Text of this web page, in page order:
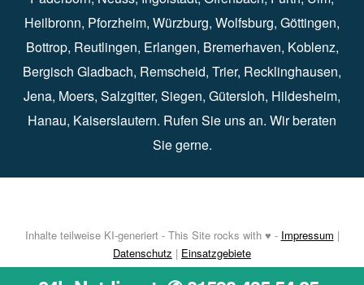
Heilbronn⁠, Pforzheim⁠, Würzburg⁠, Wolfsburg⁠⁠, Göttingen⁠,
Bottrop⁠, Reutlingen⁠, Erlangen⁠⁠, Bremerhaven⁠, Koblenz⁠,
Bergisch Gladbach⁠, Remscheid⁠⁠, Trier⁠⁠, Recklinghausen⁠,
Jena⁠⁠, Moers⁠⁠, Salzgitter⁠⁠, Siegen⁠⁠, Gütersloh⁠, Hildesheim⁠⁠,
Hanau⁠, Kaiserslautern⁠⁠. Rufen Sie uns an. Wir beraten
Sie gerne.
Inhalte teilweise KI-generiert - This Site rocks with ♥ - Impressum |
Datenschutz | Einsatzgebiete